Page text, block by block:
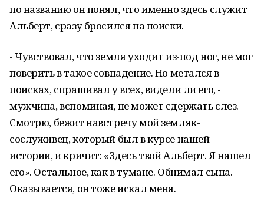
по названию он понял, что именно здесь служит
Альберт, сразу бросился на поиски.
- Чувствовал, что земля уходит из-под ног, не мог
поверить в такое совпадение. Но метался в
поисках, спрашивал у всех, видели ли его, -
мужчина, вспоминая, не может сдержать слез. –
Смотрю, бежит навстречу мой земляк-
сослуживец, который был в курсе нашей
истории, и кричит: «Здесь твой Альберт. Я нашел
его». Остальное, как в тумане. Обнимал сына.
Оказывается, он тоже искал меня.